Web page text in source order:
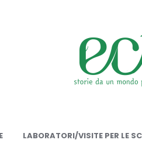
LABORATORI/VISITE PER LE